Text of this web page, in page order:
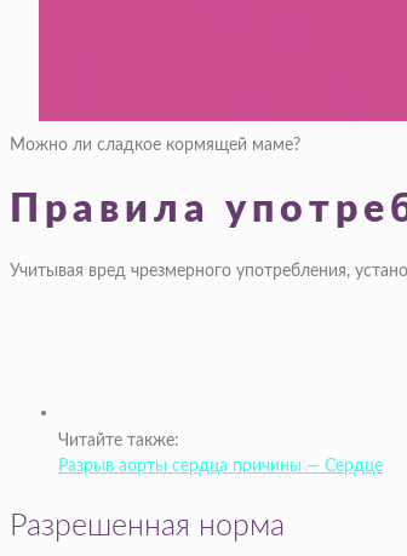
Можно ли сладкое кормящей маме?
Правила
Учитывая вред чрезмерного употребления,
Читайте также:
Разрыв аорты сердца причины — Сердце
Разрешенная норма